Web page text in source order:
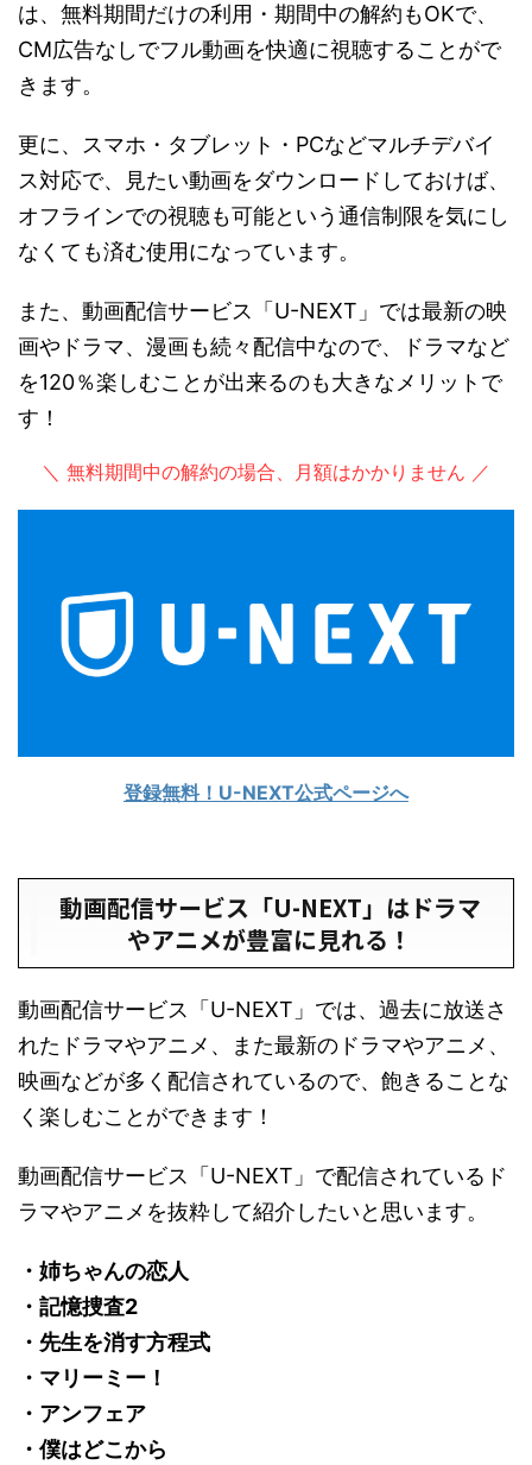
は、無料期間だけの利用・期間中の解約もOKで、
CM広告なしでフル動画を快適に視聴することがで
きます。
更に、スマホ・タブレット・PCなどマルチデバイ
ス対応で、見たい動画をダウンロードしておけば、
オフラインでの視聴も可能という通信制限を気にし
なくても済む使用になっています。
また、動画配信サービス「U-NEXT」では最新の映
画やドラマ、漫画も続々配信中なので、ドラマなど
を120％楽しむことが出来るのも大きなメリットで
す！
＼ 無料期間中の解約の場合、月額はかかりません ／
登録無料！U-NEXT公式ページへ
動画配信サービス「U-NEXT」はドラマ
やアニメが豊富に見れる！
動画配信サービス「U-NEXT」では、過去に放送さ
れたドラマやアニメ、また最新のドラマやアニメ、
映画などが多く配信されているので、飽きることな
く楽しむことができます！
動画配信サービス「U-NEXT」で配信されているド
ラマやアニメを抜粋して紹介したいと思います。
・姉ちゃんの恋人
・記憶捜査2
・先生を消す方程式
・マリーミー！
・アンフェア
・僕はどこから